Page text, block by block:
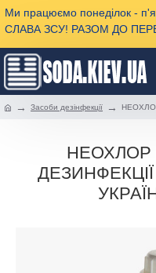
Ми працюємо понеділок -
СЛАВА ЗСУ! РАЗОМ ДО
Засоби дезінфекції
НЕОХЛОР